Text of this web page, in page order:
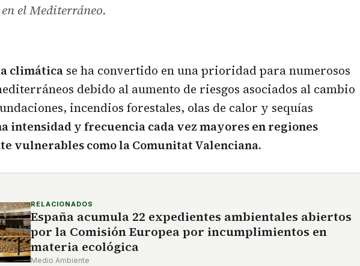
el Mediterráneo.
climática se ha convertido en una prioridad para numerosos
debido al aumento de riesgos asociados al cambio
incendios forestales, olas de calor y sequías
intensidad y frecuencia cada vez mayores en regiones
vulnerables como la Comunitat Valenciana.
RELACIONADOS
España acumula 22 expedientes ambientales abiertos
por la Comisión Europea por incumplimientos en
materia ecológica
Medio Ambiente